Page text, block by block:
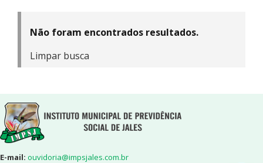
Não foram encontrados resultados.
Limpar busca
E-mail: ouvidoria@impsjales.com.br